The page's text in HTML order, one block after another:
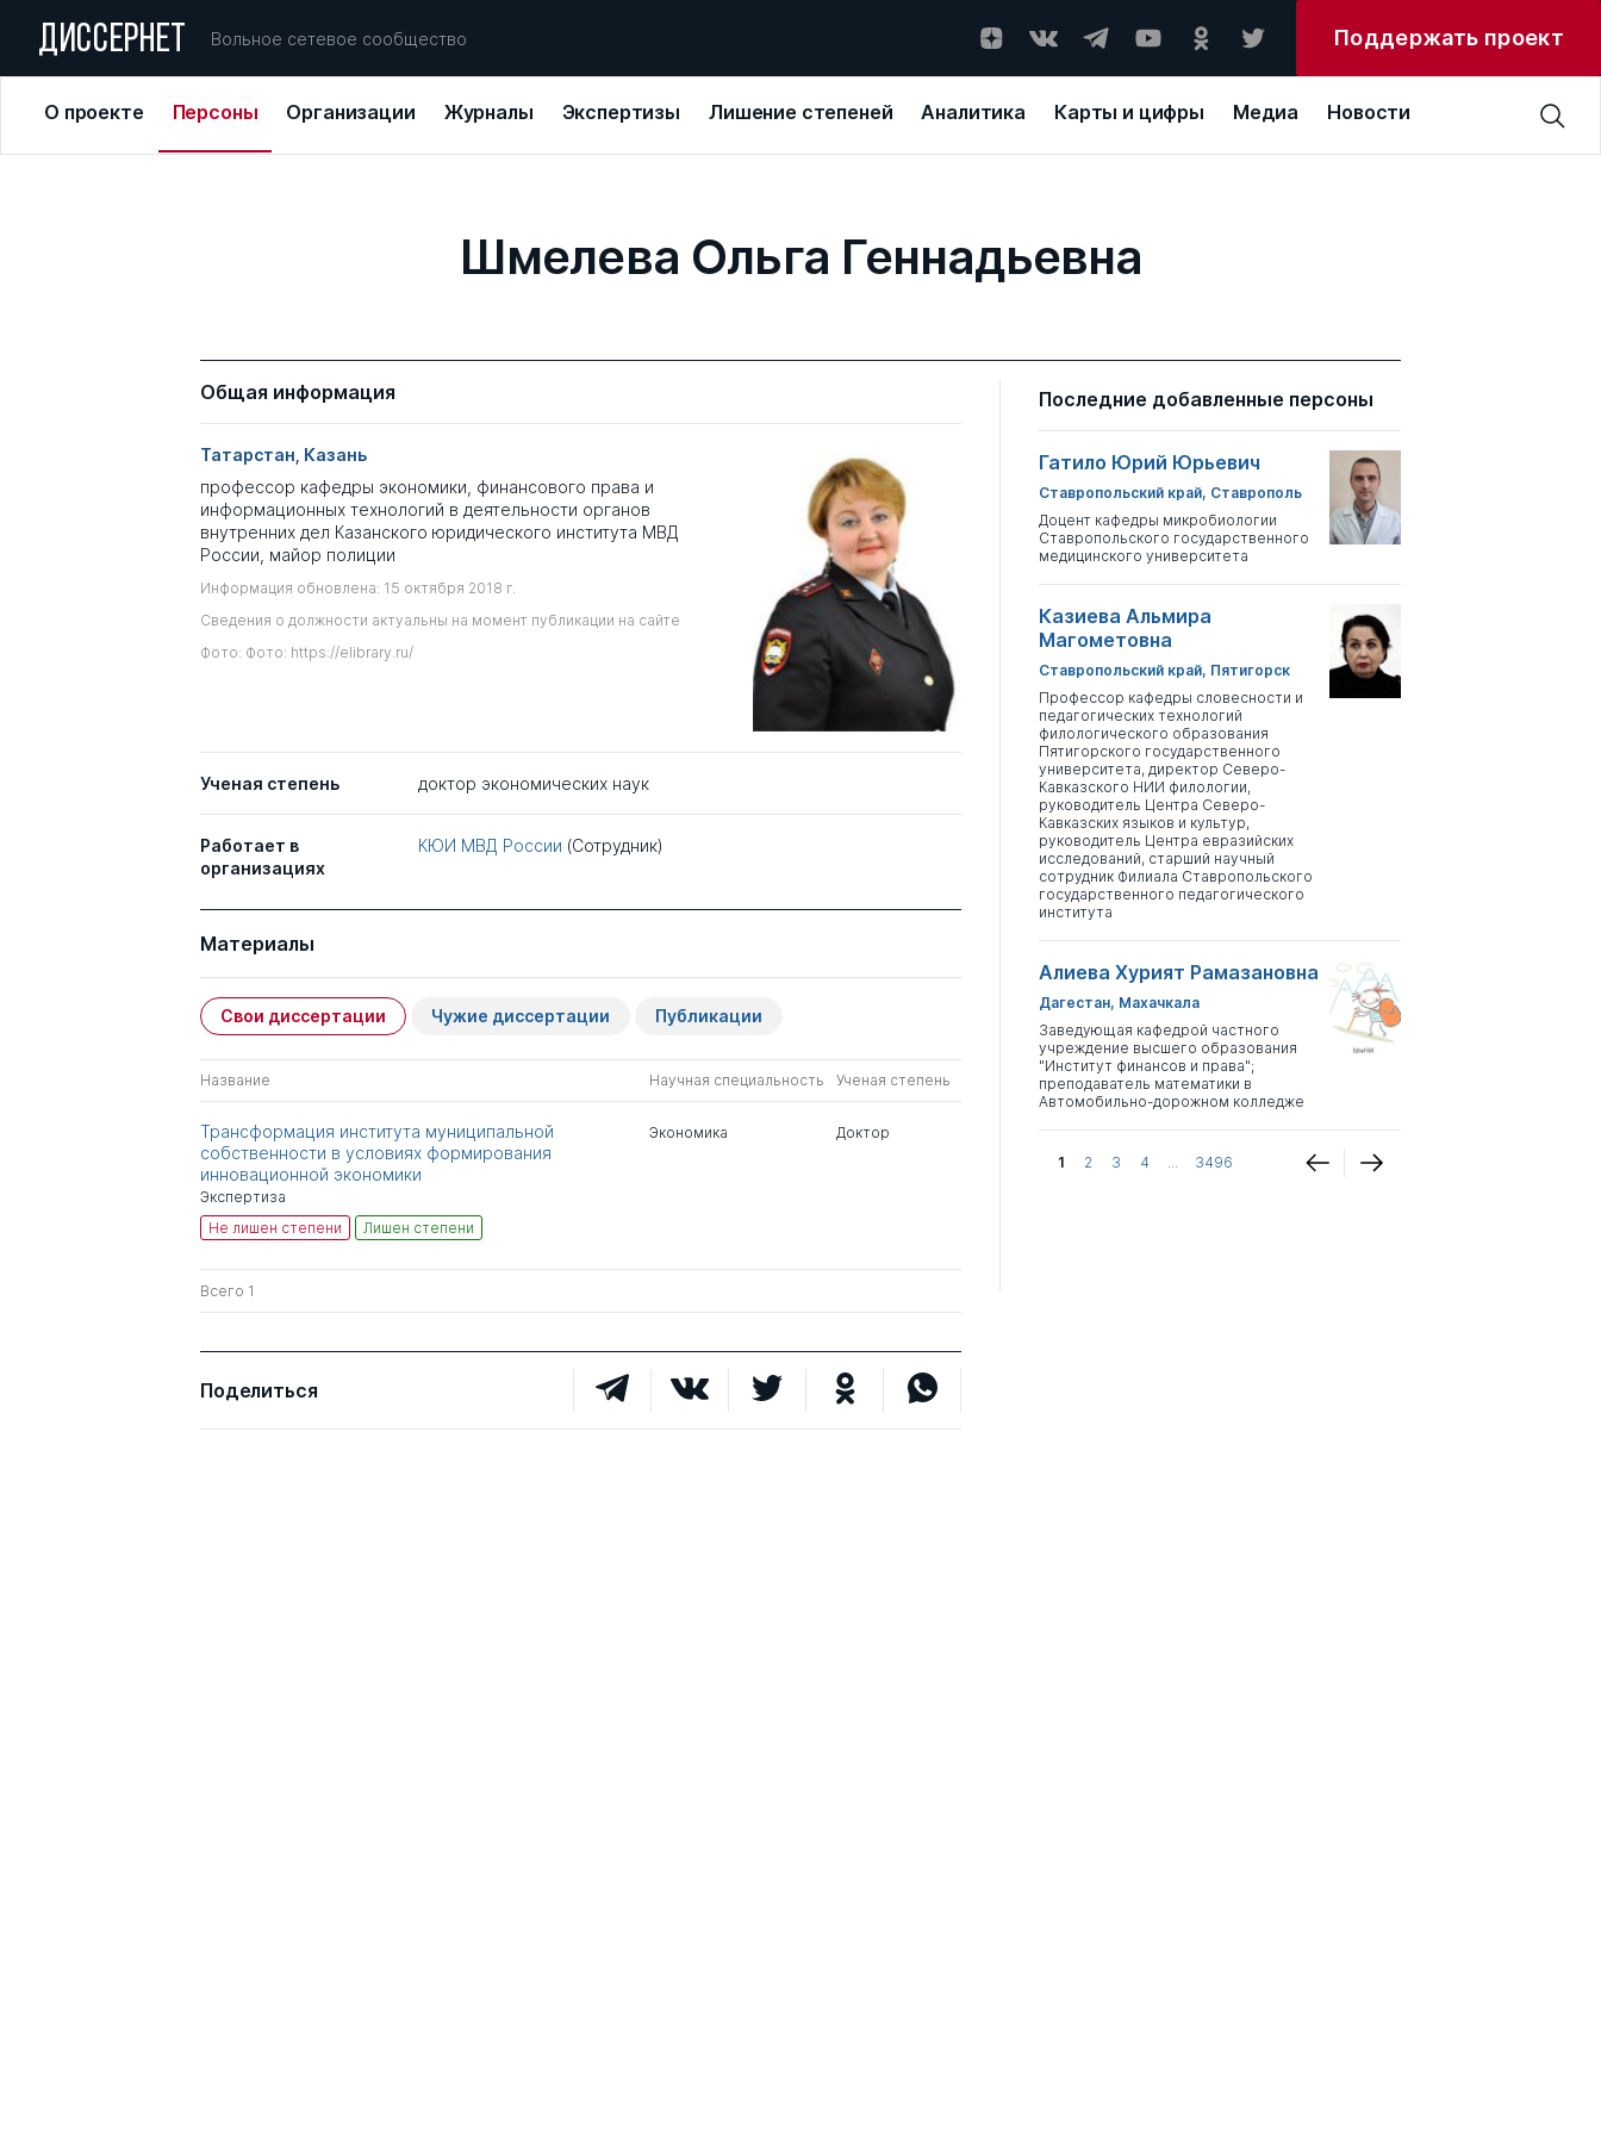
ДИССЕРНЕТ Вольное сетевое сообщество Поддержать проект
О проекте Персоны Организации Журналы Экспертизы Лишение степеней Аналитика Карты и цифры Медиа Новости
Шмелева Ольга Геннадьевна
Общая информация
Татарстан, Казань
профессор кафедры экономики, финансового права и
информационных технологий в деятельности органов
внутренних дел Казанского юридического института МВД
России, майор полиции
Информация обновлена: 15 октября 2018 г.
Сведения о должности актуальны на момент публикации на сайте
Фото: Фото: https://elibrary.ru/
Ученая степень доктор экономических наук
Работает в
организациях
КЮИ МВД России (Сотрудник)
Материалы
Свои диссертации Чужие диссертации Публикации
Название Научная специальность Ученая степень
Трансформация института муниципальной
собственности в условиях формирования
инновационной экономики
Экспертиза
Не лишен степени
Лишен степени
Экономика Доктор
Всего 1
Поделиться
Последние добавленные персоны
Гатило Юрий Юрьевич
Ставропольский край, Ставрополь
Доцент кафедры микробиологии
Ставропольского государственного
медицинского университета
Казиева Альмира
Магометовна
Ставропольский край, Пятигорск
Профессор кафедры словесности и
педагогических технологий
филологического образования
Пятигорского государственного
университета, директор Северо-
Кавказского НИИ филологии,
руководитель Центра Северо-
Кавказских языков и культур,
руководитель Центра евразийских
исследований, старший научный
сотрудник Филиала Ставропольского
государственного педагогического
института
Алиева Хурият Рамазановна
Дагестан, Махачкала
Заведующая кафедрой частного
учреждение высшего образования
"Институт финансов и права";
преподаватель математики в
Автомобильно-дорожном колледже
1 2 3 4 ... 3496